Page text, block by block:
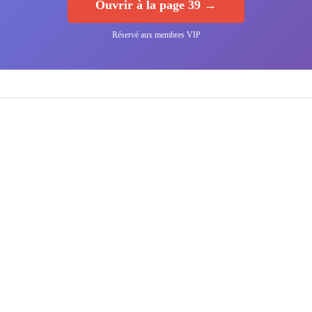
Ouvrir à la page 39 →
Réservé aux membres VIP